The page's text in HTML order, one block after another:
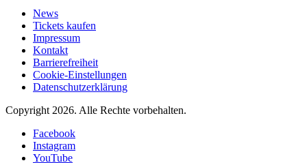
News
Tickets kaufen
Impressum
Kontakt
Barrierefreiheit
Cookie-Einstellungen
Datenschutzerklärung
Copyright 2026. Alle Rechte vorbehalten.
Facebook
Instagram
YouTube